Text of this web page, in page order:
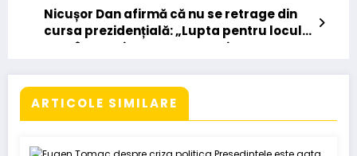
Nicușor Dan afirmă că nu se retrage din
cursa prezidențială: „Lupta pentru locul 2
este între mine, Antonescu și Ponta”
ARTICOLE SIMILARE